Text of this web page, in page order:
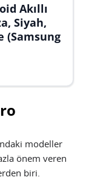
Akıllı
Siyah,
(Samsung
modeller
önem veren
biri.